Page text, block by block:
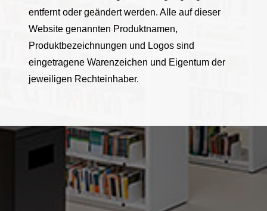
entfernt oder geändert werden. Alle auf dieser
Website genannten Produktnamen,
Produktbezeichnungen und Logos sind
eingetragene Warenzeichen und Eigentum der
jeweiligen Rechteinhaber.